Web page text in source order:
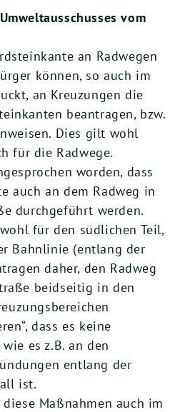
vom
an Radwegen
können, so auch im
an Kreuzungen die
beantragen, bzw.
Dies gilt wohl
für die Radwege.
worden, dass
auch an dem Radweg in
durchgeführt werden.
für den südlichen Teil,
Bahnlinie (entlang der
daher, den Radweg
beidseitig in den
dass es keine
es z.B. an den
entlang der
ist.
Maßnahmen auch im